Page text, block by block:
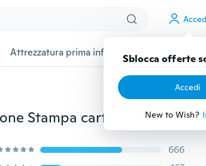
Sblocca offerte
Accedi
New to Wish?
Attrezzatura prima infanzia Accessori per
Le fodere per cuscini unicorno Decorazione Stampa cartone Federa in poliestere Federa per cuscino per divano per bambini Decorazioni per la casa TPR-DJS
666